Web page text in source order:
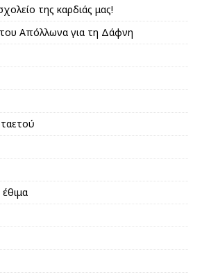
της καρδιάς μας!
Απόλλωνα για τη Δάφνη